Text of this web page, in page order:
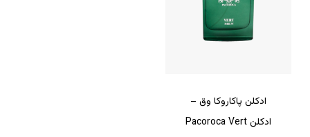
ادکلن پاکاروکا وق –
ادکلن Pacoroca Vert